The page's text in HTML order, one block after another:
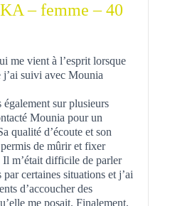
– femme – 40
me vient à l’esprit lorsque
j’ai suivi avec Mounia
sur plusieurs
Mounia pour un
qualité d’écoute et son
de mûrir et fixer
Il m’était difficile de parler
certaines situations et j’ai
d’accoucher des
me posait. Finalement,